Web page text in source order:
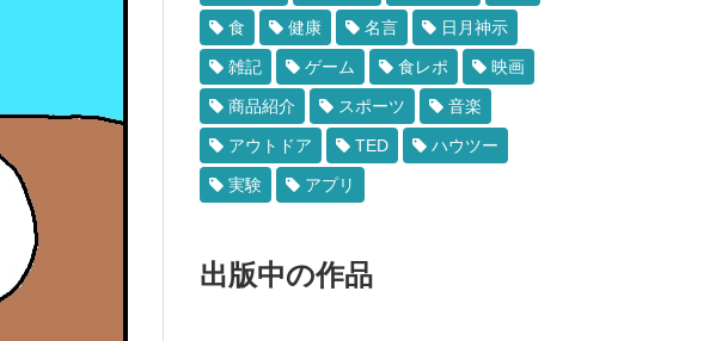
食 健康 名言 日月神示
雑記 ゲーム 食レポ 映画
商品紹介 スポーツ 音楽
アウトドア TED ハウツー
実験 アプリ
出版中の作品